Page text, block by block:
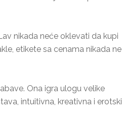
nikada neće oklevati da kupi
etikete sa cenama nikada ne
Ona igra ulogu velike
intuitivna, kreativna i erotski